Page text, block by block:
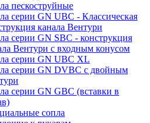
пескоструйные
серии GN UBC - Классическая
канала Вентури
серии GN SBC - конструкция
Вентури c входным конусом
серии GN UBC XL
серии GN DVBC с двойным
серии GN GBC (вставки в
сопла